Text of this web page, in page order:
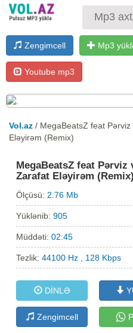
Zengimcell Mp3
Youtube mp3
Vol.az / MegaBeatsZ feat
Eləyirəm (Remix)
MegaBeatsZ feat Pərviz
Zarafat Eləyirəm
Ölçüsü: 2.76 Mb
Yüklənib:905
Müddəti:02:45
Tezlik:44100 Hz , 128 Kbps
DİNLƏ
Zengimcell